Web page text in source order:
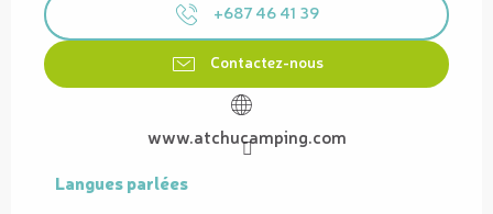
+687 46 41 39
Contactez-nous
www.atchucamping.com
Langues parlées
Langues parlées